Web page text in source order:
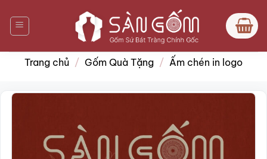
qua
nội
dung
Trang chủ / Gốm Quà Tặng / Ấm chén in logo